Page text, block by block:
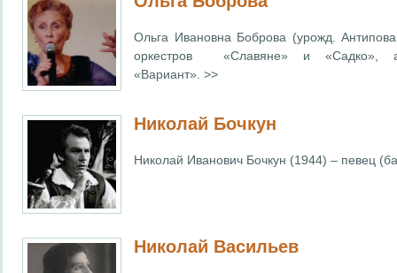
Ольга Ивановна Боброва (урожд.
оркестров «Славяне» и «Садко»,
«Вариант». >>
Николай Бочкун
Николай Иванович Бочкун (1944) – певец
Николай Васильев